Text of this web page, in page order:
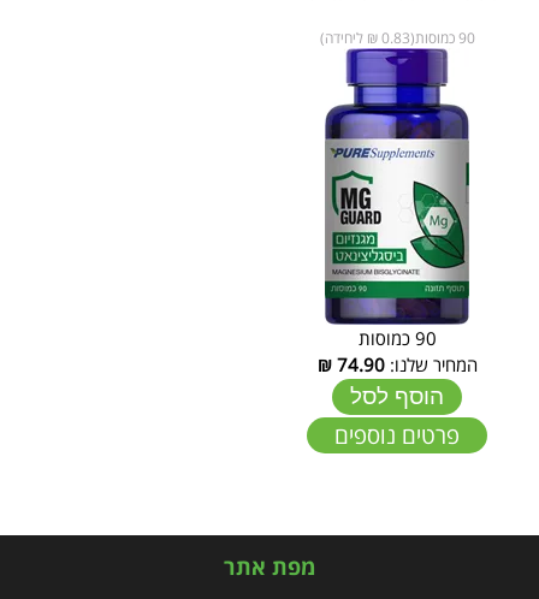
90 כמוסות(0.83 ₪ ליחידה)
90 כמוסות
המחיר שלנו:74.90
₪
הוסף לסל
פרטים נוספים
מפת אתר